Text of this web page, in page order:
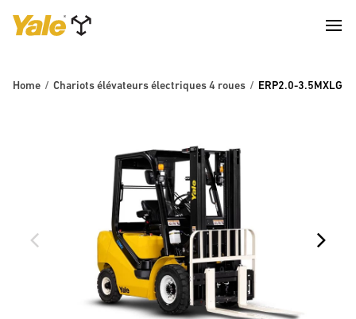
Home Chariots élévateurs électriques 4 roues ERP2.0-3.5MXLG